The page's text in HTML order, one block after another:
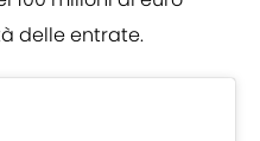
delle entrate.